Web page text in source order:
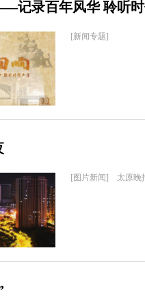
记录百年风华 聆听
[新闻专题]
[图片新闻] 太原晚